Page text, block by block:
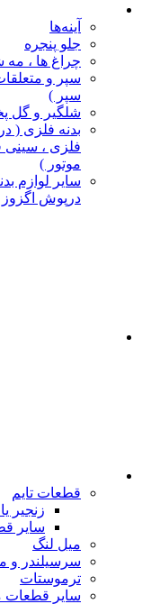
آینه‌ها
جلو پنجره
چراغ‌ ها ، مه‌
سپر و
سپر )
شلگیر و گل‌
بدنه فلزی (
فلزی ، سینی
موتور )
سایر لوازم
درپوش اگزوز
قطعات تایم
زنجیر
سایر
میل لنگ
سرسیلندر و
ترموستات
سایر قطعات